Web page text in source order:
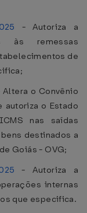
- Autoriza a
às remessas
de
Altera o Convênio
autoriza o Estado
nas saídas
destinados a
Goiás - OVG;
- Autoriza a
internas
que especifica.